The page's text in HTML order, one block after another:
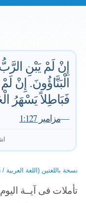
إِنْ لَمْ يَبْنِ
الْبَنَّاؤُونَ. إِنْ
فَبَاطِلاً يَسْهَرُ
—مزامير 1:127
نسخة باللغتين (اللغة العربية / English)
تأملات فى آيــة